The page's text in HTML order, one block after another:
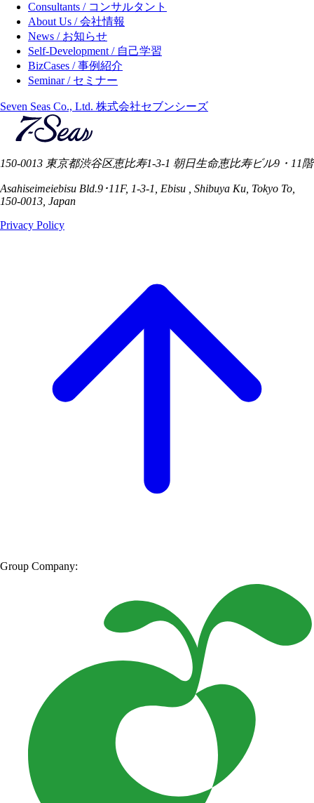
Consultants / コンサルタント
About Us / 会社情報
News / お知らせ
Self-Development / 自己学習
BizCases / 事例紹介
Seminar / セミナー
Seven Seas Co., Ltd. 株式会社セブンシーズ
150-0013 東京都渋谷区恵比寿1-3-1 朝日生命恵比寿ビル9・11階
Asahiseimeiebisu Bld.9･11F, 1-3-1, Ebisu , Shibuya Ku, Tokyo To,
150-0013, Japan
Privacy Policy
Group Company: